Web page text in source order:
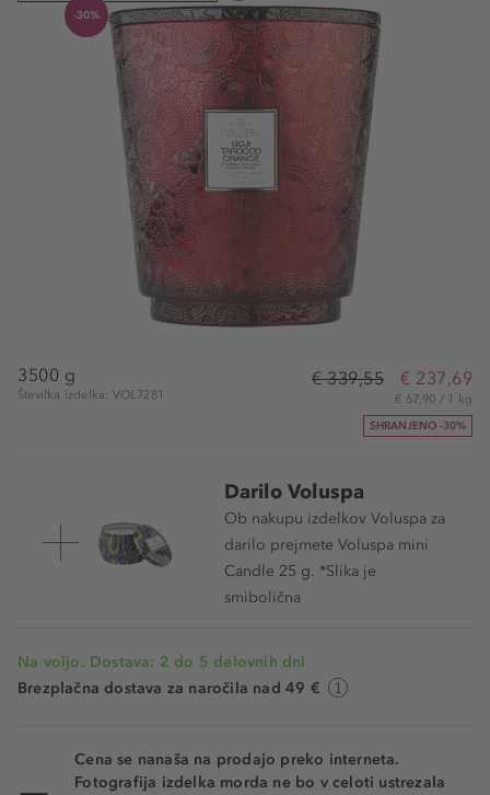
-30%
3500 g
Številka izdelka: VOL7281
€ 339,55 € 237,69
€ 67,90 / 1 kg
SHRANJENO -30%
Darilo Voluspa
Ob nakupu izdelkov Voluspa za
darilo prejmete Voluspa mini
Candle 25 g. *Slika je
smibolična
Na voljo. Dostava: 2 do 5 delovnih dni
Brezplačna dostava za naročila nad 49 €
Cena se nanaša na prodajo preko interneta.
Fotografija izdelka morda ne bo v celoti ustrezala